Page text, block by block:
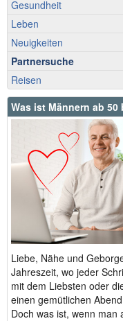
Gesundheit
Leben
Neuigkeiten
Partnersuche
Reisen
Was ist Männern ab
Liebe, Nähe und
Jahreszeit, wo jeder
mit dem Liebsten oder
einen gemütlichen
Doch was ist, wenn man